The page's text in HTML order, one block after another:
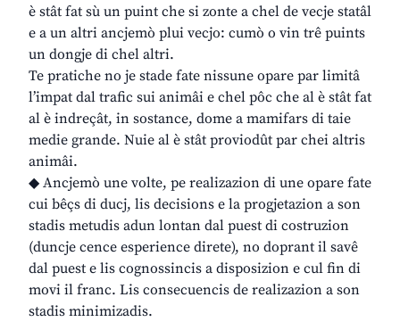
è stât fat sù un puint che si zonte a chel de vecje statâl
e a un altri ancjemò plui vecjo: cumò o vin trê puints
un dongje di chel altri.
Te pratiche no je stade fate nissune opare par limitâ
l’impat dal trafic sui animâi e chel pôc che al è stât fat
al è indreçât, in sostance, dome a mamifars di taie
medie grande. Nuie al è stât proviodût par chei altris
animâi.
◆ Ancjemò une volte, pe realizazion di une opare fate
cui bêçs di ducj, lis decisions e la progjetazion a son
stadis metudis adun lontan dal puest di costruzion
(duncje cence esperience direte), no doprant il savê
dal puest e lis cognossincis a disposizion e cul fin di
movi il franc. Lis consecuencis de realizazion a son
stadis minimizadis.